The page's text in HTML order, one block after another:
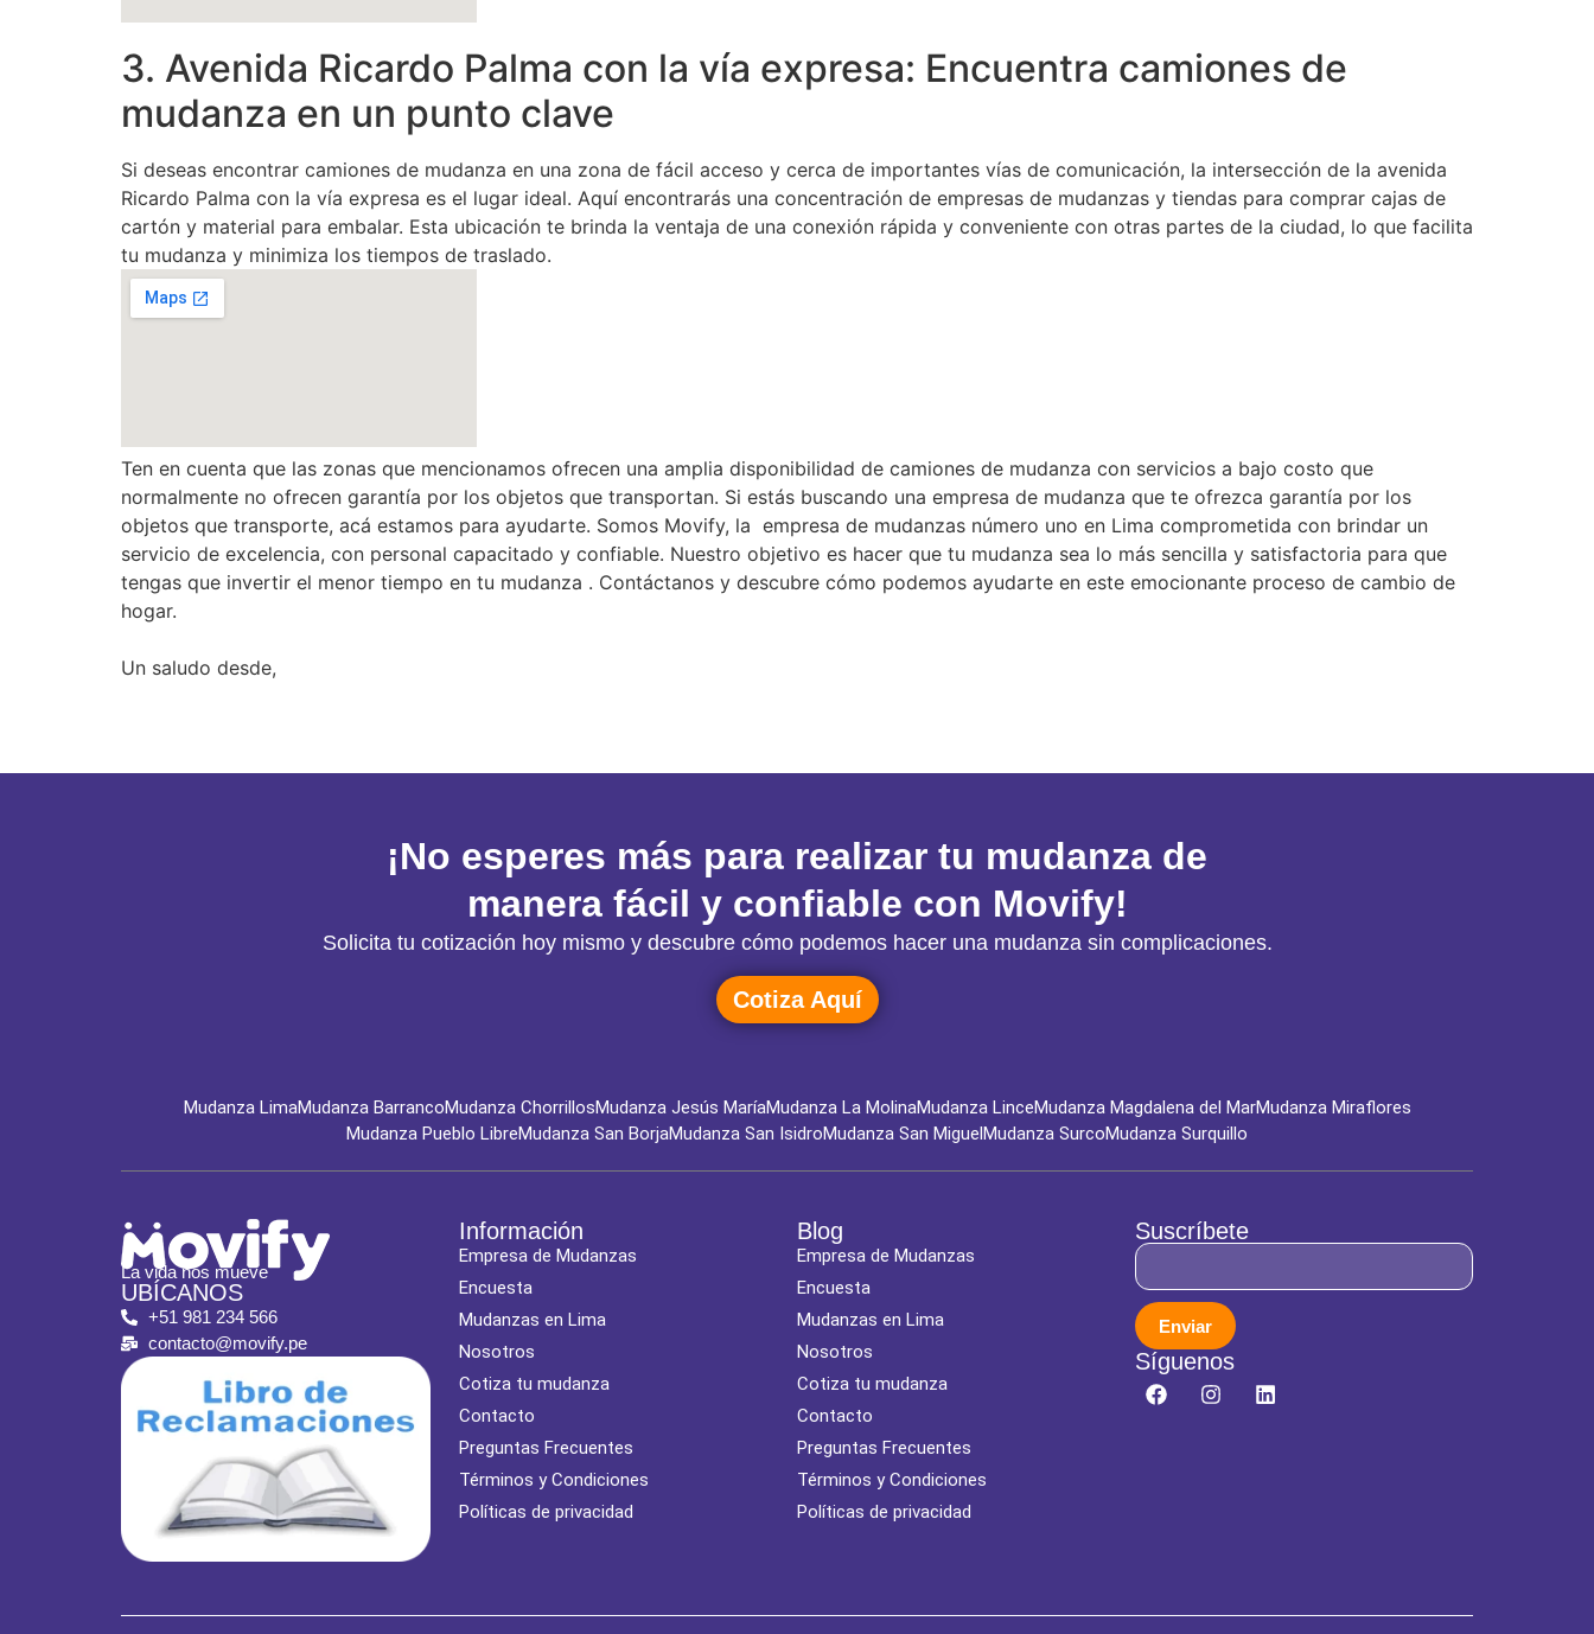
3. Avenida Ricardo Palma con la vía expresa: Encuentra camiones de
mudanza en un punto clave
Si deseas encontrar camiones de mudanza en una zona de fácil acceso y cerca de importantes vías de comunicación, la intersección de la avenida
Ricardo Palma con la vía expresa es el lugar ideal. Aquí encontrarás una concentración de empresas de mudanzas y tiendas para comprar cajas de
cartón y material para embalar. Esta ubicación te brinda la ventaja de una conexión rápida y conveniente con otras partes de la ciudad, lo que facilita
tu mudanza y minimiza los tiempos de traslado.
Ten en cuenta que las zonas que mencionamos ofrecen una amplia disponibilidad de camiones de mudanza con servicios a bajo costo que
normalmente no ofrecen garantía por los objetos que transportan. Si estás buscando una empresa de mudanza que te ofrezca garantía por los
objetos que transporte, acá estamos para ayudarte. Somos Movify, la empresa de mudanzas número uno en Lima comprometida con brindar un
servicio de excelencia, con personal capacitado y confiable. Nuestro objetivo es hacer que tu mudanza sea lo más sencilla y satisfactoria para que
tengas que invertir el menor tiempo en tu mudanza . Contáctanos y descubre cómo podemos ayudarte en este emocionante proceso de cambio de
hogar.
Un saludo desde,
¡No esperes más para realizar tu mudanza de
manera fácil y confiable con Movify!
Solicita tu cotización hoy mismo y descubre cómo podemos hacer una mudanza sin complicaciones.
Cotiza Aquí
Mudanza LimaMudanza BarrancoMudanza ChorrillosMudanza Jesús MaríaMudanza La MolinaMudanza LinceMudanza Magdalena del MarMudanza Miraflores
Mudanza Pueblo LibreMudanza San BorjaMudanza San IsidroMudanza San Miguel Mudanza SurcoMudanza Surquillo
La vida nos mueve
UBÍCANOS
+51 981 234 566
contacto@movify.pe
Información
Empresa de Mudanzas
Encuesta
Mudanzas en Lima
Nosotros
Cotiza tu mudanza
Contacto
Preguntas Frecuentes
Términos y Condiciones
Políticas de privacidad
Blog
Empresa de Mudanzas
Encuesta
Mudanzas en Lima
Nosotros
Cotiza tu mudanza
Contacto
Preguntas Frecuentes
Términos y Condiciones
Políticas de privacidad
Suscríbete
Enviar
Síguenos